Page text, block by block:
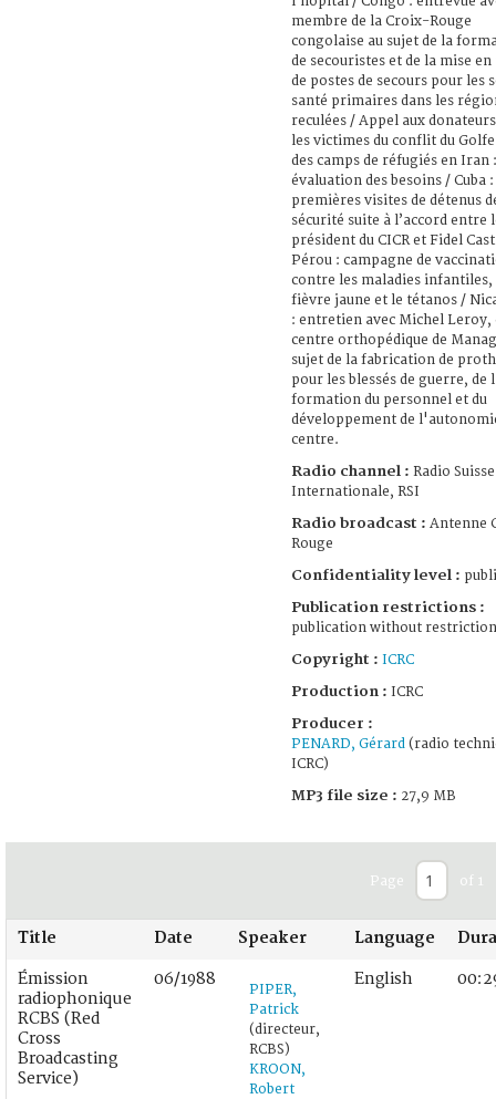
membre de la Croix-Rouge
congolaise au sujet de la
de secouristes et de la mise en
de postes de secours pour les
santé primaires dans les
reculées / Appel aux
les victimes du conflit du
des camps de réfugiés en Iran :
évaluation des besoins / Cuba :
premières visites de détenus
sécurité suite à l’accord entre
président du CICR et Fidel
Pérou : campagne de
contre les maladies infantiles,
fièvre jaune et le tétanos /
: entretien avec Michel Leroy,
centre orthopédique de
sujet de la fabrication de
pour les blessés de guerre, de
formation du personnel et du
développement de
centre.
Radio channel : Radio Suisse
Internationale, RSI
Radio broadcast : Antenne
Rouge
Confidentiality level :
Publication restrictions :
publication without
Copyright : ICRC
Production : ICRC
Producer :
PENARD, Gérard (radio
ICRC)
MP3 file size : 27,9 MB
Page of 1
Title Date Speaker Language
Émission
radiophonique
RCBS (Red
Cross
Broadcasting
Service)
06/1988
PIPER,
Patrick
(directeur,
RCBS)
KROON,
Robert
English